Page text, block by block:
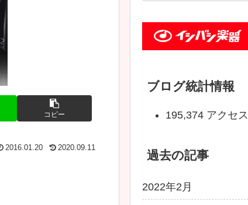
コピー
2016.01.20 2020.09.11
ブログ統計情報
195,374 アクセス
過去の記事
2022年2月